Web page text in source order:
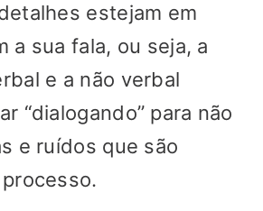
estejam em
a sua fala, ou seja, a
e a não verbal
“dialogando” para não
e ruídos que são